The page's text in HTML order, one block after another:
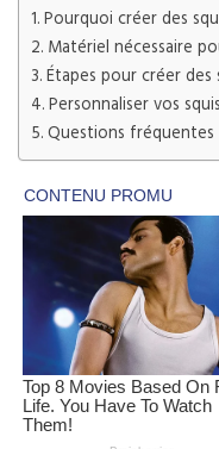
Pourquoi créer des
Matériel nécessaire
Étapes pour créer des
Personnaliser vos
Questions fréquentes